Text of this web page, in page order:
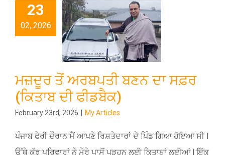
23
02, 2026
ਮਜ਼ਦੂਰ ਤੋਂ ਅਰਬਪਤੀ ਬਣਨ ਦਾ ਸਫ਼ਰ
(ਕਿਤਾਬ ਦੀ ਫੀਡਬੈਕ)
February 23rd, 2026 My Articles
ਪੰਜਾਬ ਫੇਰੀ ਦੌਰਾਨ ਮੈਂ ਆਪਣੇ ਰਿਸ਼ਤੇਦਾਰਾਂ ਦੇ ਪਿੰਡ ਗਿਆ ਹੋਇਆ ਸੀ l
ਉੱਥੇ ਕੁੱਝ ਪਰਿਵਾਰਾਂ ਨੇ ਮੇਰੇ ਪਾਸੋਂ ਪੜ੍ਹਨ ਲਈ ਕਿਤਾਬਾਂ ਲਈਆਂ l ਇੱਕ